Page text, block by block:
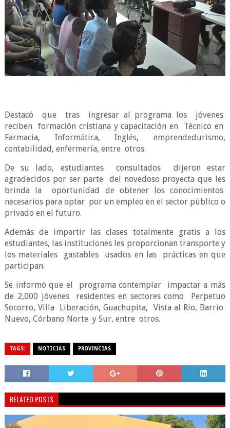
Destacó que tras ingresar al programa los
jóvenes
reciben
formación cristiana y capacitación en
Técnico en
Farmacia, Informática, Inglés, emprendedurismo,
contabilidad, enfermería, entre otros.
De su lado, estudiantes
consultados
dijeron estar
agradecidos por ser parte
del novedoso proyecta que les
brinda la
oportunidad de obtener los conocimientos
necesarios para optar por un empleo en el sector público o
privado en el futuro.
Además de impartir las clases totalmente gratis a los
estudiantes, las instituciones les proporcionan transporte y
los materiales
gastables usados en las
prácticas en que
participan.
Se informó que el
programa contemplar
impactar a más
de 2,000 jóvenes
residentes en sectores como
Perpetuo
Socorro, Villa
Liberación, Guachupita,
Vista al Rio, Barrio
Nuevo, Córbano Norte y Sur, entre otros.
TAGS: NOTICIAS PROVINCIAS
RELATED POSTS